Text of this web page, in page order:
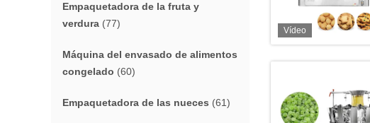
Empaquetadora de la fruta y
verdura (77)
Máquina del envasado de alimentos
congelado (60)
Empaquetadora de las nueces (61)
Vídeo